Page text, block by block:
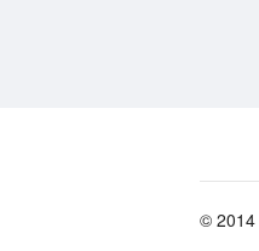
© 2014